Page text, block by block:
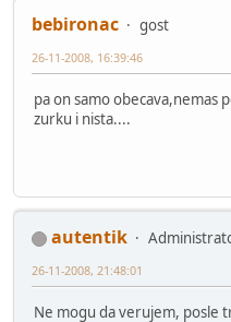
bebironac
gost
26-11-2008, 16:39:46
pa on samo obecava,nemas
zurku i nista....
autentik
26-11-2008, 21:48:01
Ne mogu da verujem, posle